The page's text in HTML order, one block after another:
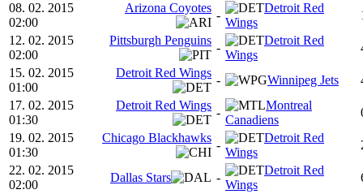
08. 02. 2015
02:00
Arizona Coyotes
-
Detroit Red
Wings
12. 02. 2015
02:00
Pittsburgh Penguins
-
Detroit Red
Wings
15. 02. 2015
01:00
Detroit Red Wings
- Winnipeg Jets
17. 02. 2015
01:30
Detroit Red Wings
-
Montreal
Canadiens
19. 02. 2015
01:30
Chicago Blackhawks
-
Detroit Red
Wings
22. 02. 2015
02:00
Dallas Stars -
Detroit Red
Wings